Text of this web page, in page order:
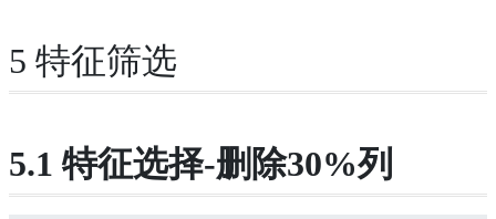
5 特征筛选
5.1 特征选择-删除30%列